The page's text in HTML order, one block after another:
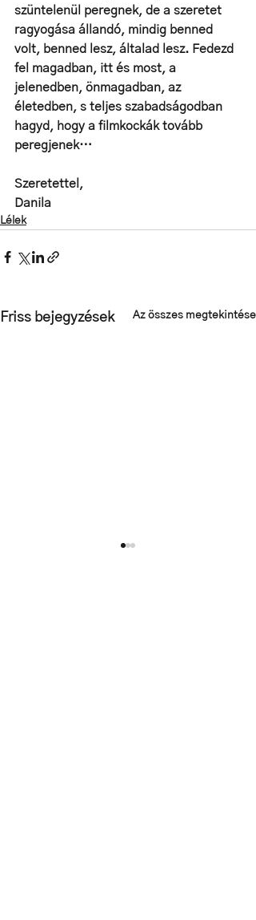
szüntelenül peregnek, de a szeretet
ragyogása állandó, mindig benned
volt, benned lesz, általad lesz. Fedezd
fel magadban, itt és most, a
jelenedben, önmagadban, az
életedben, s teljes szabadságodban
hagyd, hogy a filmkockák tovább
peregjenek…
Szeretettel,
Danila
Lélek
Friss bejegyzések Az összes megtekintése